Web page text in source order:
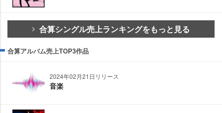
合算シングル売上ランキングをもっと見る
合算アルバム売上TOP3作品
2024年02月21日リリース
音楽